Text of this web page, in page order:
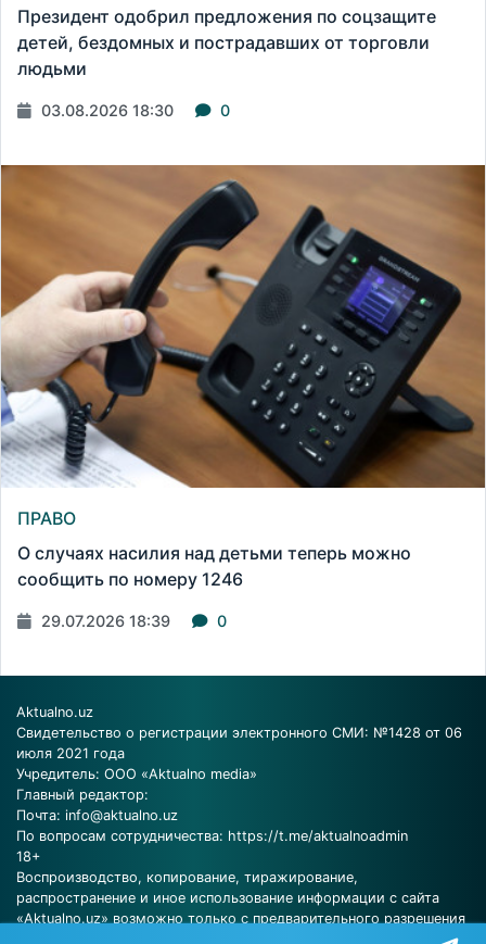
Президент одобрил предложения по соцзащите
детей, бездомных и пострадавших от торговли
людьми
03.08.2026 18:30 0
ПРАВО
О случаях насилия над детьми теперь можно
сообщить по номеру 1246
29.07.2026 18:39 0
Aktualno.uz
Свидетельство о регистрации электронного СМИ: №1428 от 06
июля 2021 года
Учредитель: ООО «Aktualno media»
Главный редактор:
Почта: info@aktualno.uz
По вопросам сотрудничества: https://t.me/aktualnoadmin
18+
Воспроизводство, копирование, тиражирование,
распространение и иное использование информации с сайта
«Aktualno.uz» возможно только с предварительного разрешения